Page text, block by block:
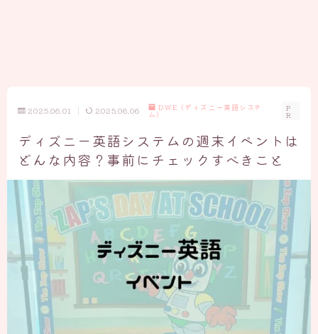
2025.06.01 2025.06.06 DWE（ディズニー英語システ
ム）
P
R
ディズニー英語システムの週末イベントは
どんな内容？事前にチェックすべきこと